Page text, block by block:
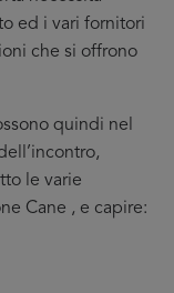
ed i vari fornitori
che si offrono
quindi nel
le varie
Cane , e capire: